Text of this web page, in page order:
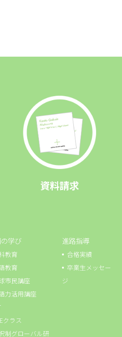
資料請求
学び
教育
教育
市⺠講座
力活用講座
クラス
制グローバル研
進路指導
合格実績
卒業生メッセー
ジ